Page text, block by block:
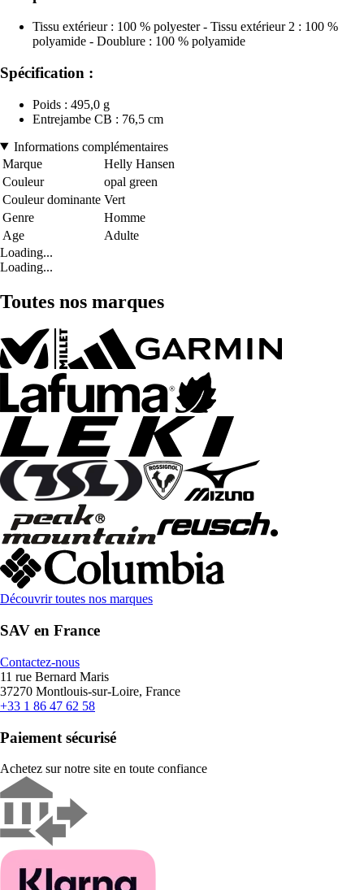
Tissu extérieur : 100 % polyester - Tissu extérieur 2 : 100 %
polyamide - Doublure : 100 % polyamide
Spécification :
Poids : 495,0 g
Entrejambe CB : 76,5 cm
Informations complémentaires
Marque
Helly Hansen
Couleur
opal green
Couleur dominante Vert
Genre
Homme
Age
Adulte
Loading...
Loading...
Toutes nos marques
Découvrir toutes nos marques
SAV en France
Contactez-nous
11 rue Bernard Maris
37270 Montlouis-sur-Loire, France
+33 1 86 47 62 58
Paiement sécurisé
Achetez sur notre site en toute confiance